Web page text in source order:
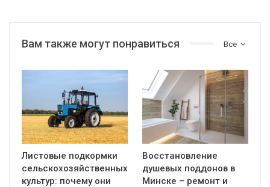
Все
Вам также могут понравиться
Листовые подкормки
сельскохозяйственных
культур: почему они
Восстановление
душевых поддонов в
Минске – ремонт и